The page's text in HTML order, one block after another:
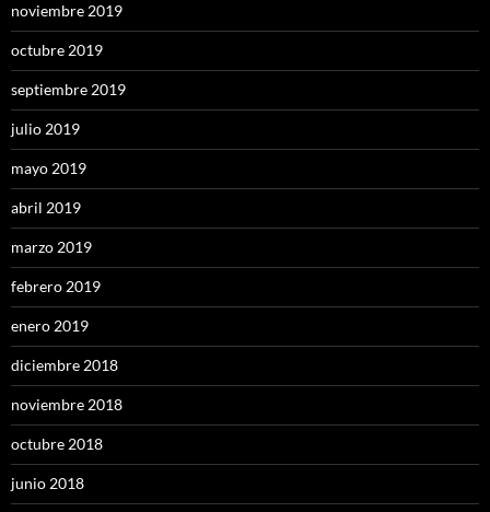
noviembre 2019
octubre 2019
septiembre 2019
julio 2019
mayo 2019
abril 2019
marzo 2019
febrero 2019
enero 2019
diciembre 2018
noviembre 2018
octubre 2018
junio 2018